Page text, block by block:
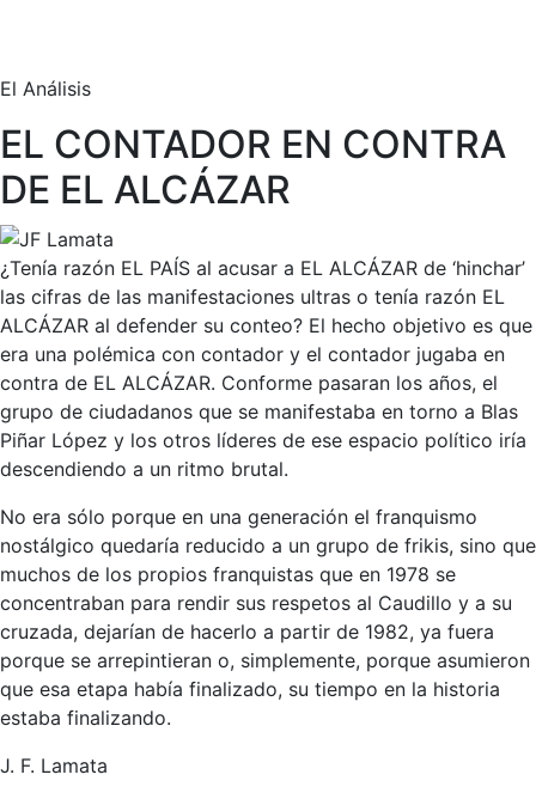
El Análisis
EL CONTADOR EN CONTRA
DE EL ALCÁZAR
¿Tenía razón EL PAÍS al acusar a EL ALCÁZAR de ‘hinchar’
las cifras de las manifestaciones ultras o tenía razón EL
ALCÁZAR al defender su conteo? El hecho objetivo es que
era una polémica con contador y el contador jugaba en
contra de EL ALCÁZAR. Conforme pasaran los años, el
grupo de ciudadanos que se manifestaba en torno a Blas
Piñar López y los otros líderes de ese espacio político iría
descendiendo a un ritmo brutal.
No era sólo porque en una generación el franquismo
nostálgico quedaría reducido a un grupo de frikis, sino que
muchos de los propios franquistas que en 1978 se
concentraban para rendir sus respetos al Caudillo y a su
cruzada, dejarían de hacerlo a partir de 1982, ya fuera
porque se arrepintieran o, simplemente, porque asumieron
que esa etapa había finalizado, su tiempo en la historia
estaba finalizando.
J. F. Lamata